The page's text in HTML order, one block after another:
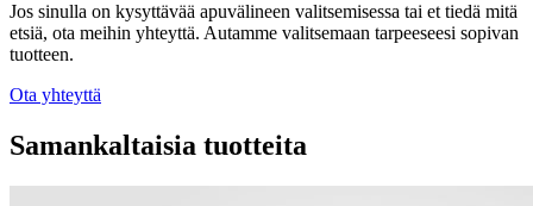
Jos sinulla on kysyttävää apuvälineen valitsemisessa tai et tiedä mitä
etsiä, ota meihin yhteyttä. Autamme valitsemaan tarpeeseesi sopivan
tuotteen.
Ota yhteyttä
Samankaltaisia tuotteita